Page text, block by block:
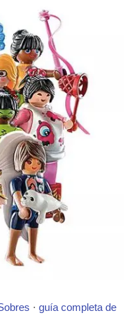
· guía completa de